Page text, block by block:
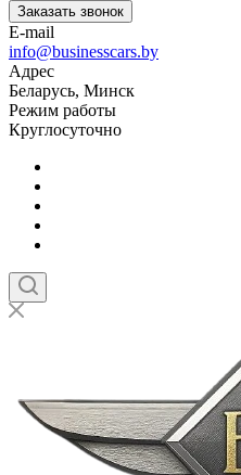
Заказать звонок
E-mail
info@businesscars.by
Адрес
Беларусь, Минск
Режим работы
Круглосуточно